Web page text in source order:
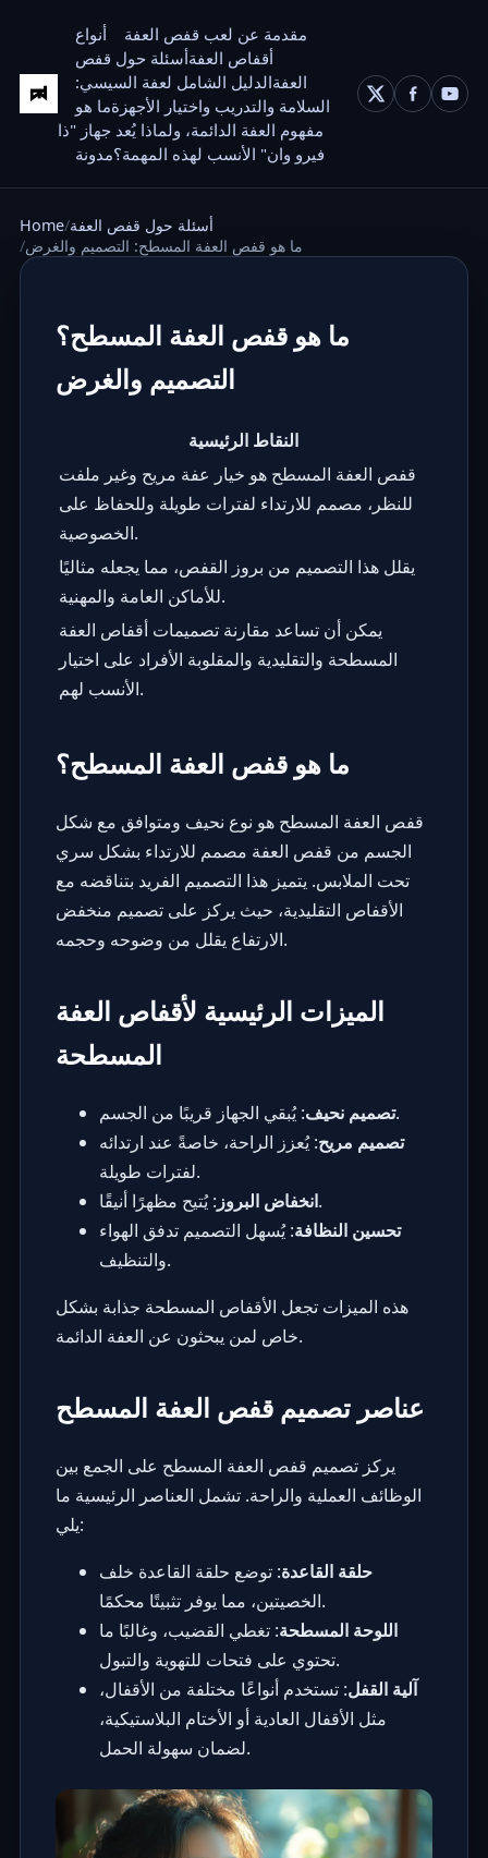
مقدمة عن لعب قفص العفة
أنواع
أقفاص العفةأسئلة حول قفص
العفةالدليل الشامل لعفة السيسي:
السلامة والتدريب واختيار الأجهزةما هو
مفهوم العفة الدائمة، ولماذا يُعد جهاز "ذا
فيرو وان" الأنسب لهذه المهمة؟مدونة
Home أسئلة حول قفص العفة
ما هو قفص العفة المسطح: التصميم والغرض
ما هو قفص العفة المسطح؟
التصميم والغرض
النقاط الرئيسية
قفص العفة المسطح هو خيار عفة مريح وغير ملفت
للنظر، مصمم للارتداء لفترات طويلة وللحفاظ على
الخصوصية.
يقلل هذا التصميم من بروز القفص، مما يجعله مثاليًا
للأماكن العامة والمهنية.
يمكن أن تساعد مقارنة تصميمات أقفاص العفة
المسطحة والتقليدية والمقلوبة الأفراد على اختيار
الأنسب لهم.
ما هو قفص العفة المسطح؟
قفص العفة المسطح هو نوع نحيف ومتوافق مع شكل
الجسم من قفص العفة مصمم للارتداء بشكل سري
تحت الملابس. يتميز هذا التصميم الفريد بتناقضه مع
الأقفاص التقليدية، حيث يركز على تصميم منخفض
الارتفاع يقلل من وضوحه وحجمه.
الميزات الرئيسية لأقفاص العفة
المسطحة
تصميم نحيف: يُبقي الجهاز قريبًا من الجسم.
تصميم مريح: يُعزز الراحة، خاصةً عند ارتدائه
لفترات طويلة.
انخفاض البروز: يُتيح مظهرًا أنيقًا.
تحسين النظافة: يُسهل التصميم تدفق الهواء
والتنظيف.
هذه الميزات تجعل الأقفاص المسطحة جذابة بشكل
خاص لمن يبحثون عن العفة الدائمة .
عناصر تصميم قفص العفة المسطح
يركز تصميم قفص العفة المسطح على الجمع بين
الوظائف العملية والراحة. تشمل العناصر الرئيسية ما
يلي:
حلقة القاعدة: توضع حلقة القاعدة خلف
الخصيتين، مما يوفر تثبيتًا محكمًا.
اللوحة المسطحة: تغطي القضيب، وغالبًا ما
تحتوي على فتحات للتهوية والتبول.
آلية القفل: تستخدم أنواعًا مختلفة من الأقفال،
مثل الأقفال العادية أو الأختام البلاستيكية،
لضمان سهولة الحمل.